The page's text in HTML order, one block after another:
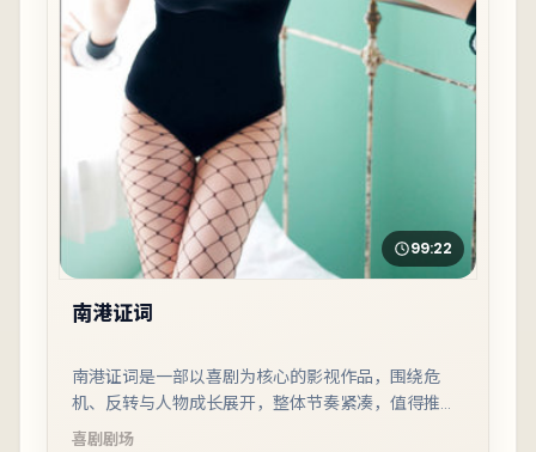
99:22
南港证词
南港证词是一部以喜剧为核心的影视作品，围绕危
机、反转与人物成长展开，整体节奏紧凑，值得推荐
观看。
喜剧剧场